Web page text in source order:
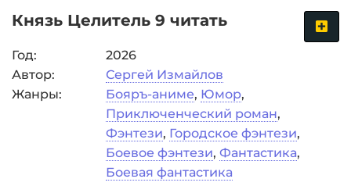
Князь Целитель 9 читать
Год:
2026
Автор:
Сергей Измайлов
Жанры:
Бояръ-аниме, Юмор,
Приключенческий роман,
Фэнтези, Городское фэнтези,
Боевое фэнтези, Фантастика,
Боевая фантастика